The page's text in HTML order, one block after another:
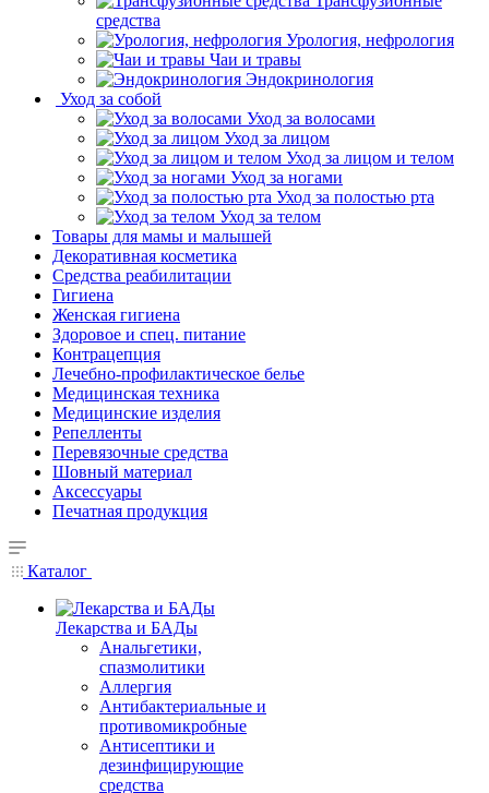
средства
Урология, нефрология
Чаи и травы
Эндокринология
Уход за собой
Уход за волосами
Уход за лицом
Уход за лицом и телом
Уход за ногами
Уход за полостью рта
Уход за телом
Товары для мамы и малышей
Декоративная косметика
Средства реабилитации
Гигиена
Женская гигиена
Здоровое и спец. питание
Контрацепция
Лечебно-профилактическое белье
Медицинская техника
Медицинские изделия
Репелленты
Перевязочные средства
Шовный материал
Аксессуары
Печатная продукция
Каталог
Лекарства и БАДы
Анальгетики,
спазмолитики
Аллергия
Антибактериальные и
противомикробные
Антисептики и
дезинфицирующие
средства